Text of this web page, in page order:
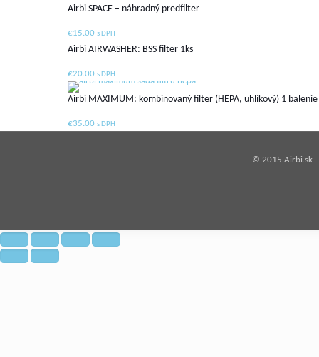
Airbi SPACE – náhradný predfilter
€15.00 s DPH
Airbi AIRWASHER: BSS filter 1ks
€20.00 s DPH
Airbi MAXIMUM: kombinovaný filter (HEPA, uhlíkový) 1
€35.00 s DPH
© 2015 Airbi.sk -